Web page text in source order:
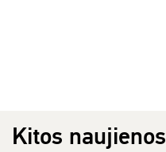
Kitos naujienos